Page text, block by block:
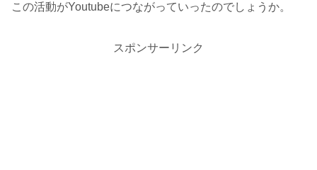
この活動がYoutubeにつながっていったのでしょうか。
スポンサーリンク